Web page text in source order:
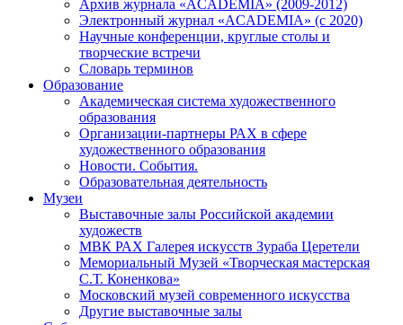
Архив журнала «ACADEMIA» (2009-2012)
Электронный журнал «ACADEMIA» (с 2020)
Научные конференции, круглые столы и
творческие встречи
Словарь терминов
Образование
Академическая система художественного
образования
Организации-партнеры РАХ в сфере
художественного образования
Новости. События.
Образовательная деятельность
Музеи
Выставочные залы Российской академии
художеств
МВК РАХ Галерея искусств Зураба Церетели
Мемориальный Музей «Творческая мастерская
С.Т. Коненкова»
Московский музей современного искусства
Другие выставочные залы